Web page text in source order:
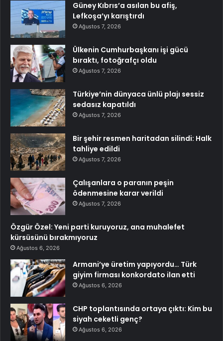
Güney Kıbrıs’a asılan bu afiş,
Lefkoşa’yı karıştırdı
Ağustos 7, 2026
Ülkenin Cumhurbaşkanı işi gücü
bıraktı, fotoğrafçı oldu
Ağustos 7, 2026
Türkiye’nin dünyaca ünlü plajı sessiz
sedasız kapatıldı
Ağustos 7, 2026
Bir şehir resmen haritadan silindi: Halk
tahliye edildi
Ağustos 7, 2026
Çalışanlara o paranın peşin
ödenmesine karar verildi
Ağustos 7, 2026
Özgür Özel: Yeni parti kuruyoruz, ana muhalefet
kürsüsünü bırakmıyoruz
Ağustos 6, 2026
Armani’ye üretim yapıyordu… Türk
giyim firması konkordato ilan etti
Ağustos 6, 2026
CHP toplantısında ortaya çıktı: Kim bu
siyah ceketli genç?
Ağustos 6, 2026